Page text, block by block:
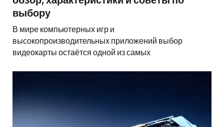
выбору
В мире компьютерных игр и
высокопроизводительных приложений выбор
видеокарты остаётся одной из самых